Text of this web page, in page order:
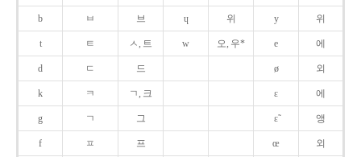
b ㅂ 브 ɥ 위 y 위
t ㅌ ㅅ, 트 w 오, 우* e 에
d ㄷ 드 ø 외
k ㅋ ㄱ, 크 ɛ 에
g ㄱ 그 ɛ̃ 앵
f ㅍ 프 œ 외